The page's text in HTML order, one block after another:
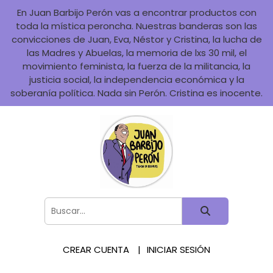
En Juan Barbijo Perón vas a encontrar productos con
toda la mística peroncha. Nuestras banderas son las
convicciones de Juan, Eva, Néstor y Cristina, la lucha de
las Madres y Abuelas, la memoria de lxs 30 mil, el
movimiento feminista, la fuerza de la militancia, la
justicia social, la independencia económica y la
soberanía política. Nada sin Perón. Cristina es inocente.
CREAR CUENTA INICIAR SESIÓN